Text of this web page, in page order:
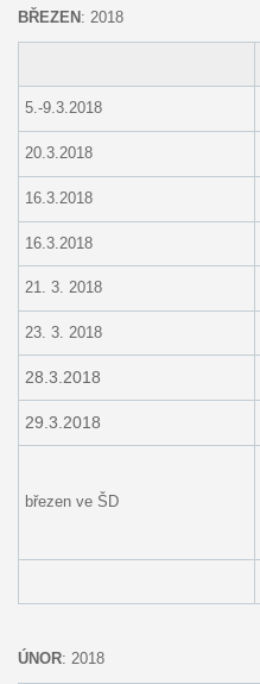
BŘEZEN: 2018
5.-9.3.2018
20.3.2018
16.3.2018
16.3.2018
21. 3. 2018
23. 3. 2018
28.3.2018
29.3.2018
březen ve ŠD
ÚNOR: 2018